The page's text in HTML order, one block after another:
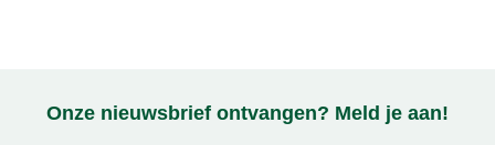
Onze nieuwsbrief ontvangen? Meld je aan!